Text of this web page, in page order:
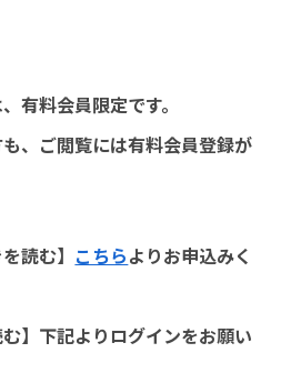
有料会員限定です。
、ご閲覧には有料会員登録が
読む】 こちらよりお申込みく
む】下記よりログインをお願い